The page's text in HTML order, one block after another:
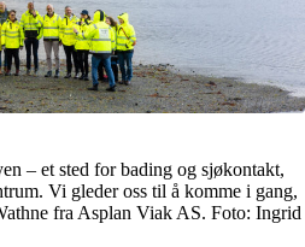
– et sted for bading og sjøkontakt,
Vi gleder oss til å komme i gang,
fra Asplan Viak AS. Foto: Ingrid